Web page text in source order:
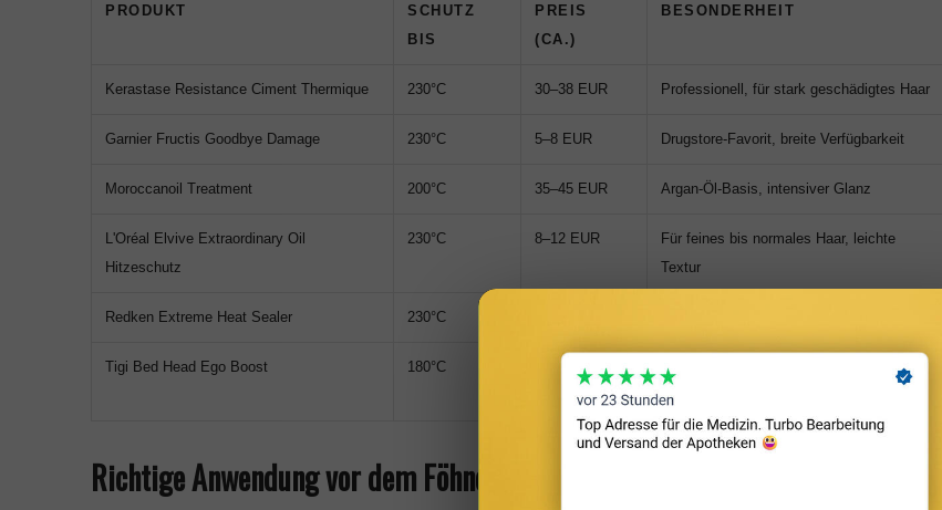
PRODUKT
SCHUTZ
BIS
PREIS
(CA.)
BESONDERHEIT
Kerastase Resistance Ciment Thermique 230°C 30–38 EUR Professionell, für stark geschädigtes Haar
Garnier Fructis Goodbye Damage 230°C 5–8 EUR Drugstore-Favorit, breite Verfügbarkeit
Moroccanoil Treatment 200°C 35–45 EUR Argan-Öl-Basis, intensiver Glanz
L'Oréal Elvive Extraordinary Oil
Hitzeschutz
230°C 8–12 EUR
Für feines bis normales Haar, leichte
Textur
Redken Extreme Heat Sealer 230°C
Tigi Bed Head Ego Boost 180°C 12–16 EUR
Leave-In + Repair + Hitzeschutz
kombiniert
Richtige Anwendung vor dem Föhnen: Schritt für Schritt